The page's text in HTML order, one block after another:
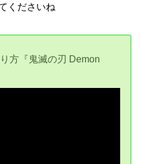
くださいね
方『鬼滅の刃 Demon